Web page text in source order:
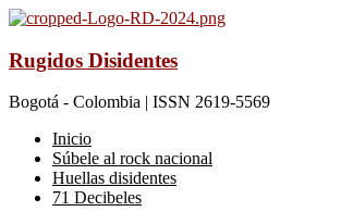
Rugidos Disidentes
Bogotá - Colombia | ISSN 2619-5569
Inicio
Súbele al rock nacional
Huellas disidentes
71 Decibeles